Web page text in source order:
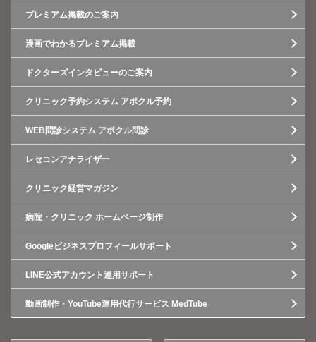
プレミアム掲載のご案内
漫画でわかるプレミアム掲載
ドクターズインタビューのご案内
クリニック予約システム アポクル予約
WEB問診システム アポクル問診
レセコンアナライザー
クリニック経営マガジン
病院・クリニック ホームページ制作
Googleビジネスプロフィールサポート
LINE公式アカウント運用サポート
動画制作・YouTube運用代行サービス MedTube